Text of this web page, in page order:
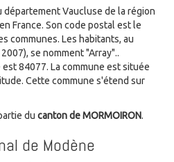
département Vaucluse de la région
France. Son code postal est le
communes. Les habitants, au
se nomment "Array"..
84077. La commune est située
Cette commune s'étend sur
du canton de MORMOIRON.
de Modène